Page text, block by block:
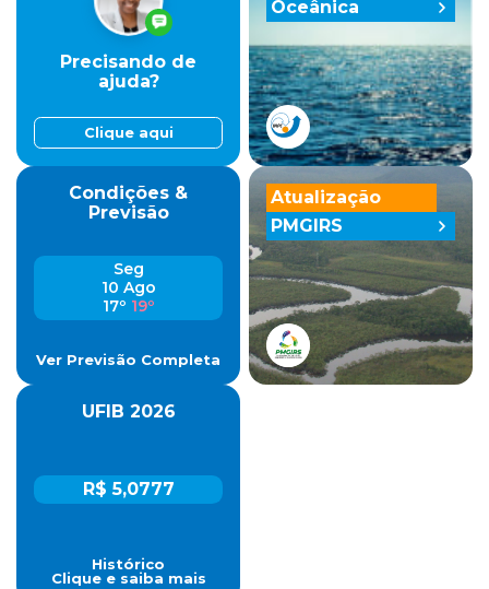
Oceânica
Precisando de
ajuda?
Clique aqui
Condições &
Previsão
Seg
10 Ago
17º 19º
Ver Previsão Completa
UFIB 2026
R$ 5,0777
Histórico
Clique e saiba mais
Atualização
PMGIRS